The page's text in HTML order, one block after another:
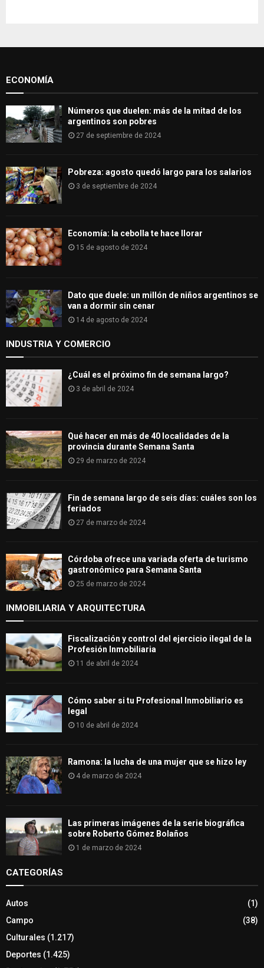
o
H
ECONOMÍA
Números que duelen: más de la mitad de los
argentinos son pobres
27 de septiembre de 2024
Pobreza: agosto quedó largo para los salarios
3 de septiembre de 2024
Economía: la cebolla te hace llorar
15 de agosto de 2024
Dato que duele: un millón de niños argentinos se
van a dormir sin cenar
14 de agosto de 2024
INDUSTRIA Y COMERCIO
¿Cuál es el próximo fin de semana largo?
3 de abril de 2024
Qué hacer en más de 40 localidades de la
provincia durante Semana Santa
29 de marzo de 2024
Fin de semana largo de seis días: cuáles son los
feriados
27 de marzo de 2024
Córdoba ofrece una variada oferta de turismo
gastronómico para Semana Santa
25 de marzo de 2024
INMOBILIARIA Y ARQUITECTURA
Fiscalización y control del ejercicio ilegal de la
Profesión Inmobiliaria
11 de abril de 2024
Cómo saber si tu Profesional Inmobiliario es
legal
10 de abril de 2024
Ramona: la lucha de una mujer que se hizo ley
4 de marzo de 2024
Las primeras imágenes de la serie biográfica
sobre Roberto Gómez Bolaños
1 de marzo de 2024
CATEGORÍAS
Autos
(1)
Campo
(38)
Culturales (1.217)
Deportes (1.425)